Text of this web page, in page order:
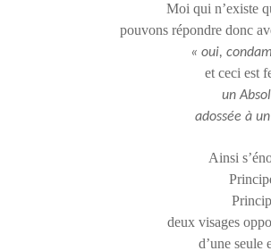
Moi qui n’existe
pouvons répondre donc
« oui,
et ceci est
un
adossée à
Ainsi
deux visages
d’une seule